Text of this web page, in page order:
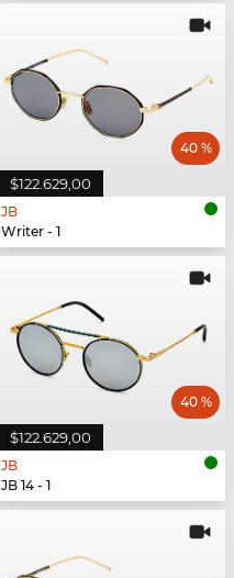
$122.629,00
40 %
JB
Writer - 1
$122.629,00
40 %
JB
JB 14 - 1